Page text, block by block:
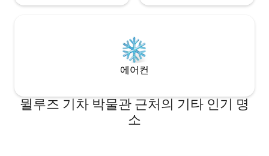
에어컨
뮐루즈 기차 박물관 근처의 기타 인기 명
소